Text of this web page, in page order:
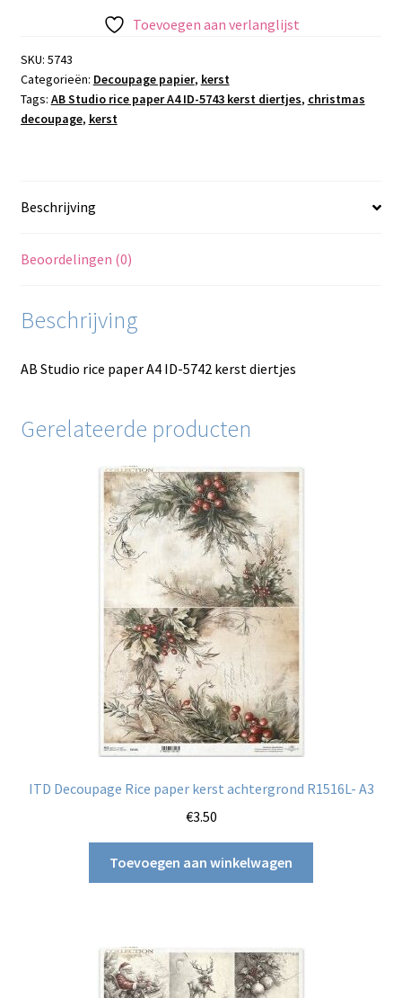
ID-
5742
kerst
diertjes
Toevoegen aan verlanglijst
SKU: 5743
Categorieën: Decoupage papier, kerst
Tags: AB Studio rice paper A4 ID-5743 kerst diertjes, christmas
decoupage, kerst
Beschrijving
Beoordelingen (0)
Beschrijving
AB Studio rice paper A4 ID-5742 kerst diertjes
Gerelateerde producten
ITD Decoupage Rice paper kerst achtergrond R1516L- A3
€3.50
Toevoegen aan winkelwagen